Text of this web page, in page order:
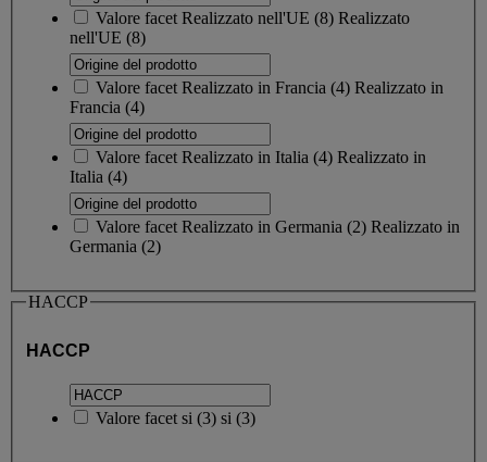
Valore facet Realizzato nell'UE (8) Realizzato
nell'UE (8)
Valore facet Realizzato in Francia (4) Realizzato in
Francia (4)
Valore facet Realizzato in Italia (4) Realizzato in
Italia (4)
Valore facet Realizzato in Germania (2) Realizzato in
Germania (2)
HACCP
HACCP
Valore facet si (3) si (3)